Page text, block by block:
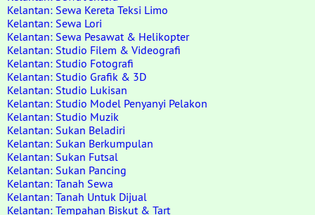
Kelantan: Sewa Kereta Teksi Limo
Kelantan: Sewa Lori
Kelantan: Sewa Pesawat & Helikopter
Kelantan: Studio Filem & Videografi
Kelantan: Studio Fotografi
Kelantan: Studio Grafik & 3D
Kelantan: Studio Lukisan
Kelantan: Studio Model Penyanyi Pelakon
Kelantan: Studio Muzik
Kelantan: Sukan Beladiri
Kelantan: Sukan Berkumpulan
Kelantan: Sukan Futsal
Kelantan: Sukan Pancing
Kelantan: Tanah Sewa
Kelantan: Tanah Untuk Dijual
Kelantan: Tempahan Biskut & Tart